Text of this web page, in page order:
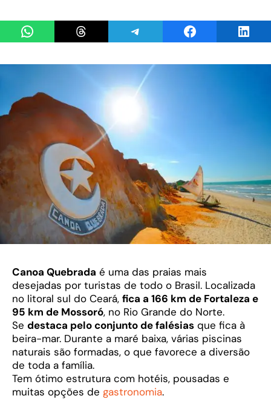
Share on WhatsAppShare on ThreadsShare on TelegramShare on Facebook
Canoa Quebrada é uma das praias mais
desejadas por turistas de todo o Brasil. Localizada
no litoral sul do Ceará, fica a 166 km de Fortaleza e
95 km de Mossoró, no Rio Grande do Norte.
Se destaca pelo conjunto de falésias que fica à
beira-mar. Durante a maré baixa, várias piscinas
naturais são formadas, o que favorece a diversão
de toda a família.
Tem ótimo estrutura com hotéis, pousadas e
muitas opções de gastronomia.